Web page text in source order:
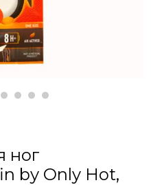
ног
by Only Hot,